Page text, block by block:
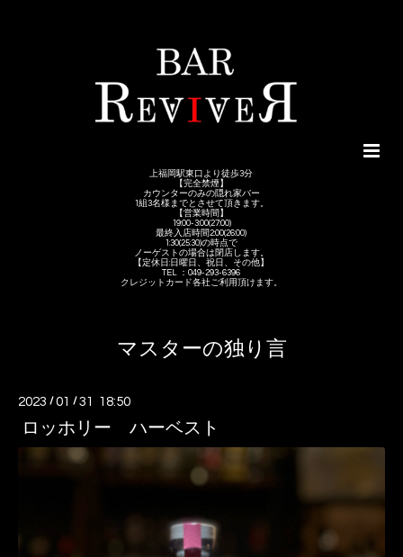
上福岡駅東口より徒歩3分
【完全禁煙】
カウンターのみの隠れ家バー
1組3名様までとさせて頂きます。
【営業時間】
19:00-3:00(27:00)
最終入店時間2:00(26:00)
1:30(25:30)の時点で
ノーゲストの場合は閉店します。
【定休日:日曜日、祝日、その他】
TEL ：049-293-6396
クレジットカード各社ご利用頂けます。
マスターの独り言
2023 /01 /31 18:50
ロッホリー ハーベスト